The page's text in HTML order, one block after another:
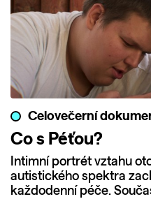
Celovečerní
Co s Péťou?
Intimní portrét vztahu
autistického spektra
každodenní péče.